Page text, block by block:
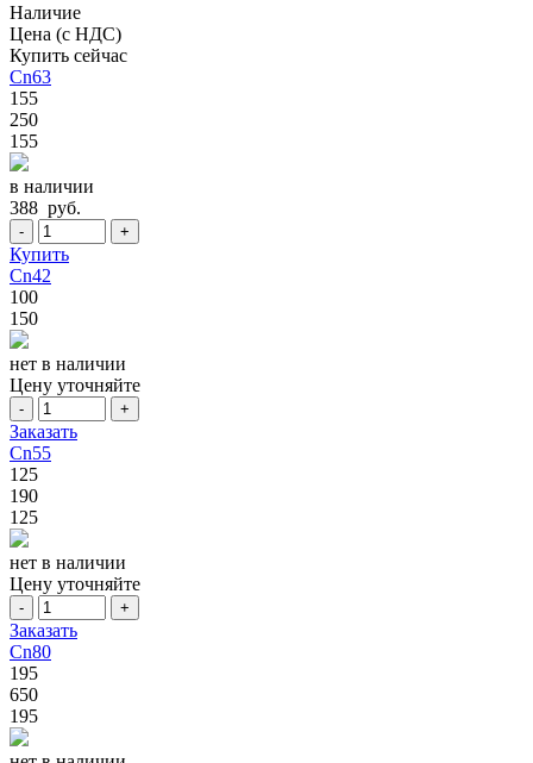
Наличие
Цена (с НДС)
Купить сейчас
Cn63
155
250
155
в наличии
388 руб.
- +
Купить
Cn42
100
150
нет в наличии
Цену уточняйте
- +
Заказать
Cn55
125
190
125
нет в наличии
Цену уточняйте
- +
Заказать
Cn80
195
650
195